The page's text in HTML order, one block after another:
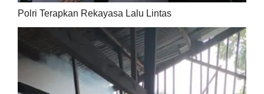
Polri Terapkan Rekayasa Lalu Lintas